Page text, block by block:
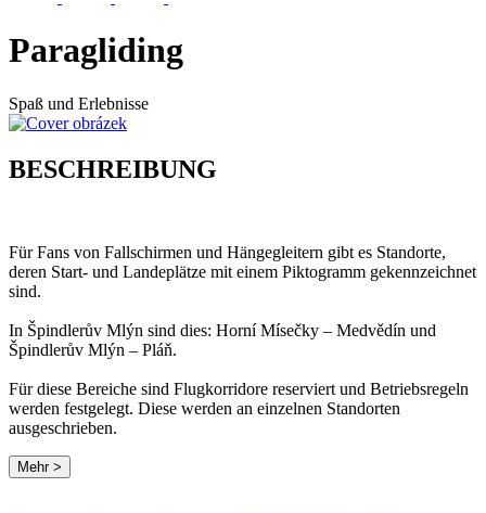
Paragliding
Spaß und Erlebnisse
BESCHREIBUNG
Für Fans von Fallschirmen und Hängegleitern gibt es Standorte,
deren Start- und Landeplätze mit einem Piktogramm gekennzeichnet
sind.
In Špindlerův Mlýn sind dies: Horní Mísečky – Medvědín und
Špindlerův Mlýn – Pláň.
Für diese Bereiche sind Flugkorridore reserviert und Betriebsregeln
werden festgelegt. Diese werden an einzelnen Standorten
ausgeschrieben.
Mehr >